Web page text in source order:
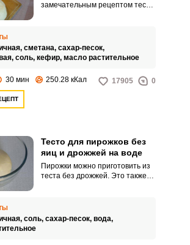
замечательным рецептом теста
не займет много времени.
сметана, сахар-песок,
соль, кефир, масло растительное
30 мин 250.28 кКал 17905 0
Тесто для пирожков без
яиц и дрожжей на воде
Пирожки можно приготовить из
теста без дрожжей. Это также
соль, сахар-песок, вода,